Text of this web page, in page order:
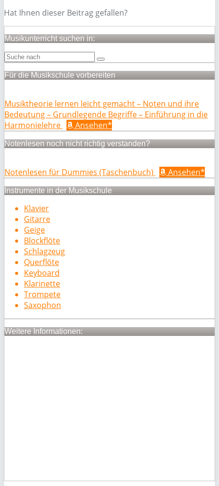
Hat Ihnen dieser Beitrag gefallen?
Musikunterricht suchen in:
Für die Musikschule vorbereiten
Musiktheorie lernen leicht gemacht – Noten und ihre
Bedeutung – Grundlegende Begriffe – Einführung in die
Harmonielehre
Ansehen*
Notenlesen noch nicht richtig verstanden?
Notenlesen für Dummies (Taschenbuch) Ansehen*
Instrumente in der Musikschule
Klavier
Gitarre
Geige
Blockflöte
Schlagzeug
Querflöte
Keyboard
Klarinette
Trompete
Saxophon
Weitere Informationen: